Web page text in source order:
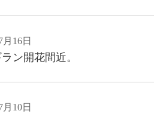
月16日
ン開花間近。
月10日